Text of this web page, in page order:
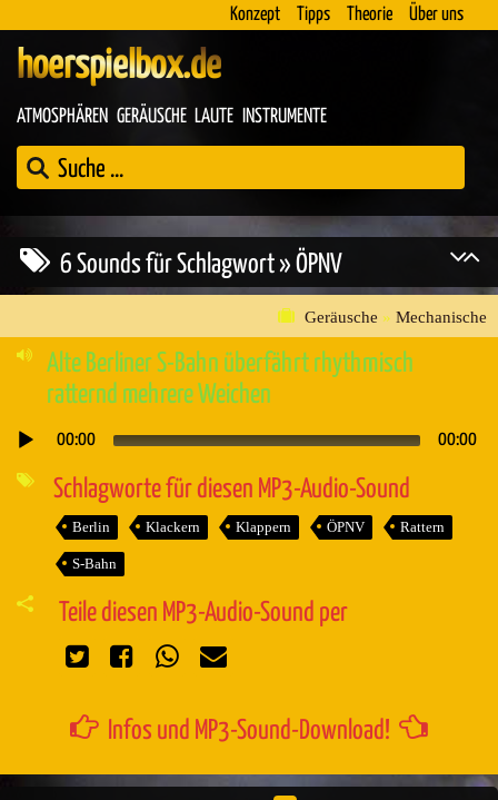
Konzept Tipps Theorie Über uns
hoerspielbox.de
ATMOSPHÄREN GERÄUSCHE LAUTE INSTRUMENTE
6 Sounds für Schlagwort » ÖPNV
Geräusche » Mechanische
Alte Berliner S-Bahn überfährt rhythmisch
ratternd mehrere Weichen
Audio-
00:00 00:00
Schlagworte für diesen MP3-Audio-Sound
Berlin Klackern Klappern ÖPNV Rattern
S-Bahn
Teile diesen MP3-Audio-Sound per
Infos und MP3-Sound-Download!